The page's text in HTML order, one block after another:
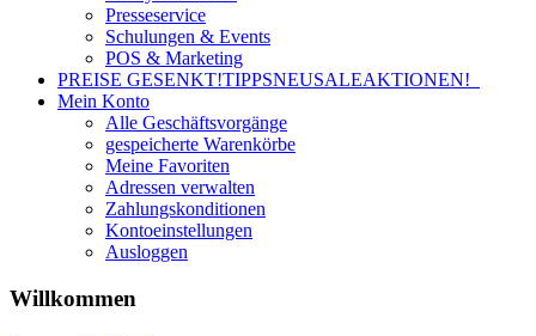
Presseservice
Schulungen & Events
POS & Marketing
PREISE GESENKT!TIPPSNEUSALEAKTIONEN!
Mein Konto
Alle Geschäftsvorgänge
gespeicherte Warenkörbe
Meine Favoriten
Adressen verwalten
Zahlungskonditionen
Kontoeinstellungen
Ausloggen
Willkommen